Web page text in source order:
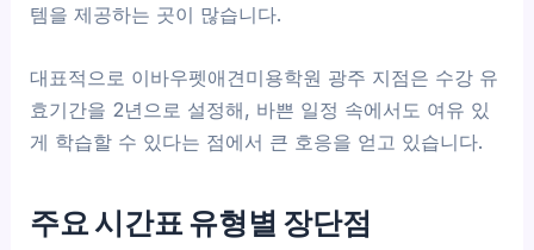
템을 제공하는 곳이 많습니다.
대표적으로 이바우펫애견미용학원 광주 지점은 수강 유
효기간을 2년으로 설정해, 바쁜 일정 속에서도 여유 있
게 학습할 수 있다는 점에서 큰 호응을 얻고 있습니다.
주요 시간표 유형별 장단점